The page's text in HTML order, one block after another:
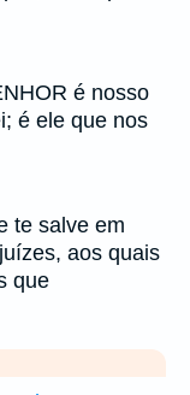
é nosso
é ele que nos
te salve em
aos quais
que